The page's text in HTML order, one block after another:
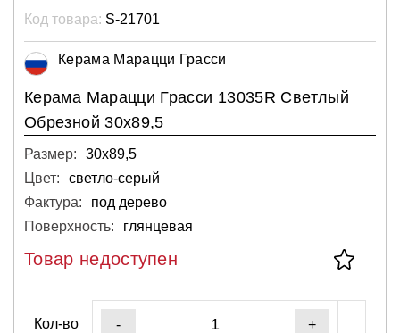
Код товара: S-21701
Керама Марацци Грасси
Керама Марацци Грасси 13035R Светлый
Обрезной 30х89,5
Размер:
30х89,5
Цвет:
светло-серый
Фактура:
под дерево
Поверхность:
глянцевая
Товар недоступен
Кол-во - +